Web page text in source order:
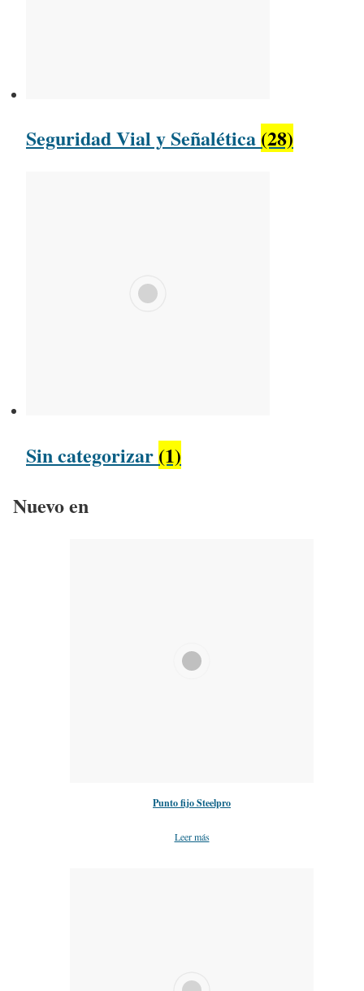
Seguridad Vial y Señalética (28)
Sin categorizar (1)
Nuevo en
Punto fijo Steelpro
Leer más